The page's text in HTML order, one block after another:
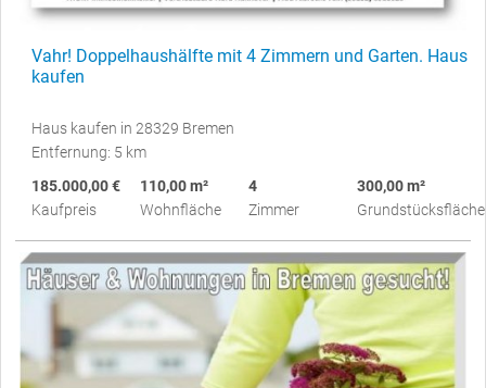
Vahr! Doppelhaushälfte mit 4 Zimmern und Garten. Haus
kaufen
Haus kaufen in 28329 Bremen
Entfernung: 5 km
185.000,00 €
Kaufpreis
110,00 m²
Wohnfläche
4
Zimmer
300,00 m²
Grundstücksfläche